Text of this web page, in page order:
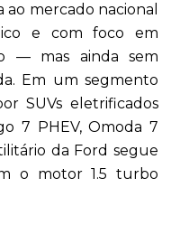
mercado nacional
e com foco em
— mas ainda sem
Em um segmento
SUVs eletrificados
7 PHEV, Omoda 7
da Ford segue
o motor 1.5 turbo